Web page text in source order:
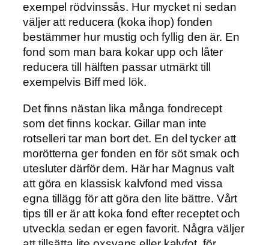
exempel rödvinssås. Hur mycket ni sedan
väljer att reducera (koka ihop) fonden
bestämmer hur mustig och fyllig den är. En
fond som man bara kokar upp och låter
reducera till hälften passar utmärkt till
exempelvis Biff med lök.
Det finns nästan lika många fondrecept
som det finns kockar. Gillar man inte
rotselleri tar man bort det. En del tycker att
morötterna ger fonden en för söt smak och
utesluter därför dem. Här har Magnus valt
att göra en klassisk kalvfond med vissa
egna tillägg för att göra den lite bättre. Vårt
tips till er är att koka fond efter receptet och
utveckla sedan er egen favorit. Några väljer